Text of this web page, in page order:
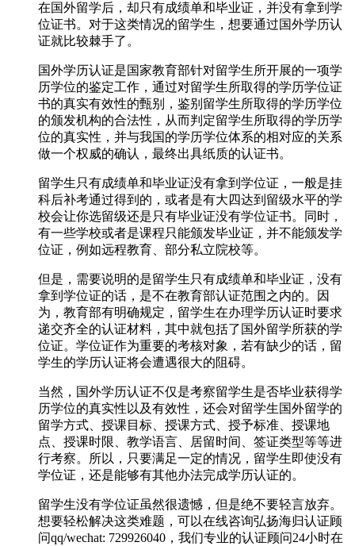
在国外留学后，却只有成绩单和毕业证，并没有拿到学
位证书。对于这类情况的留学生，想要通过国外学历认
证就比较棘手了。
国外学历认证是国家教育部针对留学生所开展的一项学
历学位的鉴定工作，通过对留学生所取得的学历学位证
书的真实有效性的甄别，鉴别留学生所取得的学历学位
的颁发机构的合法性，从而判定留学生所取得的学历学
位的真实性，并与我国的学历学位体系的相对应的关系
做一个权威的确认，最终出具纸质的认证书。
留学生只有成绩单和毕业证没有拿到学位证，一般是挂
科后补考通过得到的，或者是有大四达到留级水平的学
校会让你选留级还是只有毕业证没有学位证书。同时，
有一些学校或者是课程只能颁发毕业证，并不能颁发学
位证，例如远程教育、部分私立院校等。
但是，需要说明的是留学生只有成绩单和毕业证，没有
拿到学位证的话，是不在教育部认证范围之内的。因
为，教育部有明确规定，留学生在办理学历认证时要求
递交齐全的认证材料，其中就包括了国外留学所获的学
位证。学位证作为重要的考核对象，若有缺少的话，留
学生的学历认证将会遭遇很大的阻碍。
当然，国外学历认证不仅是考察留学生是否毕业获得学
历学位的真实性以及有效性，还会对留学生国外留学的
留学方式、授课目标、授课方式、授予标准、授课地
点、授课时限、教学语言、居留时间、签证类型等等进
行考察。所以，只要满足一定的情况，留学生即使没有
学位证，还是能够有其他办法完成学历认证的。
留学生没有学位证虽然很遗憾，但是绝不要轻言放弃。
想要轻松解决这类难题，可以在线咨询弘扬海归认证顾
问qq/wechat: 729926040，我们专业的认证顾问24小时在